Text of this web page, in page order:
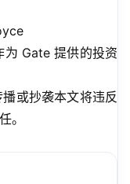
为 Gate 提供的投资
或抄袭本文将违反
。